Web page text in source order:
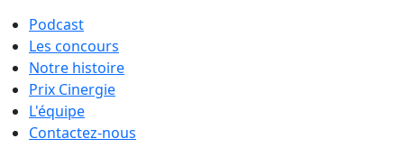
Podcast
Les concours
Notre histoire
Prix Cinergie
L'équipe
Contactez-nous